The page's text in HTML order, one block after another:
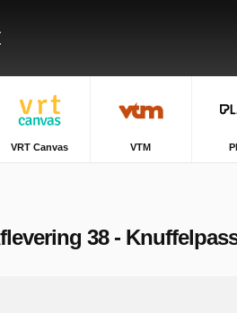
VRT Canvas VTM
38 -